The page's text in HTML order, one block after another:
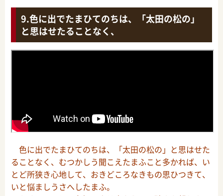
色に出でたまひてのちは、「太田の松の」
と思はせたることなく、
色に出でたまひてのちは、「太田の松の」と思はせた
ることなく、むつかしう聞こえたまふこと多かれば、い
とど所狭き心地して、おきどころなきもの思ひつきて、
いと悩ましうさへしたまふ。